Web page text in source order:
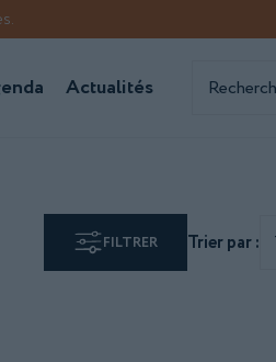
Actualités de
produits
Trier par :
FILTRER